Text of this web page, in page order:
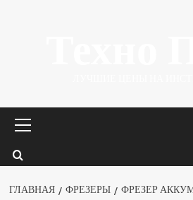
меню
ГЛАВНАЯ ФРЕЗЕРЫ
ФРЕЗЕР